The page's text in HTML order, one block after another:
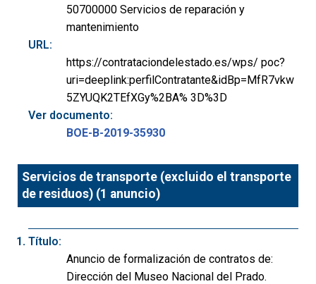
50700000 Servicios de reparación y
mantenimiento
URL:
https://contrataciondelestado.es/wps/ poc?
uri=deeplink:perfilContratante&idBp=MfR7vkw
5ZYUQK2TEfXGy%2BA% 3D%3D
Ver documento:
BOE-B-2019-35930
Servicios de transporte (excluido el transporte
de residuos) (1 anuncio)
Título:
Anuncio de formalización de contratos de:
Dirección del Museo Nacional del Prado.